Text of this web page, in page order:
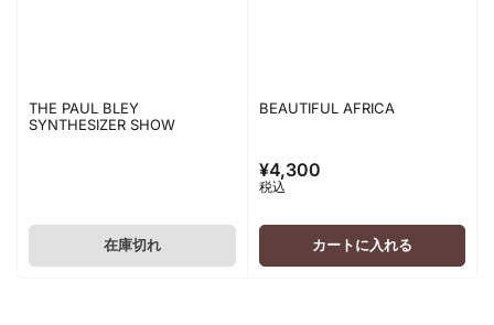
THE PAUL BLEY
SYNTHESIZER SHOW
在庫切れ
BEAUTIFUL AFRICA
通
常
価
¥4,300
税込
カートに入れる